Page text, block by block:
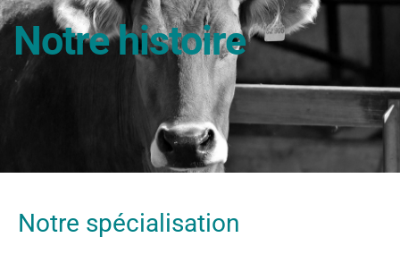
Notre histoire
Notre spécialisation